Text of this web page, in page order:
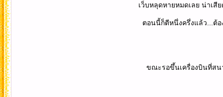
เว็บหลุดหายหมดเลย น่าเสียด
ตอนนี้ก็ตีหนึ่งครึ่งแล้ว...ต้องมา
ขณะรอขึ้นเครื่องบินที่สนามบินสุว